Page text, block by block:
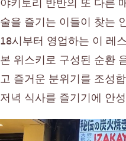
술을 즐기는 이들이 찾는
18시부터 영업하는 이 레
본 위스키로 구성된 순환
고 즐거운 분위기를 조성
저녁 식사를 즐기기에 안